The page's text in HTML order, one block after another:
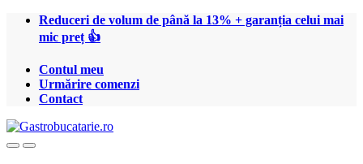
Treci
Treci
Reduceri de volum de până la 13% + garanția celui mai
mic preț 👍
Contul meu
Urmărire comenzi
Contact
OpenClose